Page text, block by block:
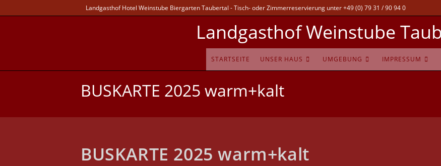
Landgasthof Hotel Weinstube Biergarten Taubertal - Tisch- oder Zimmerreservierung unter +49 (0) 79 31 / 90 94 0
Landgasthof Weinstube
STARTSEITE UNSER HAUS UMGEBUNG IMPRESSUM
BUSKARTE 2025 warm+kalt
BUSKARTE 2025 warm+kalt